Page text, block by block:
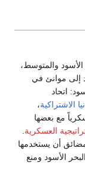
الأسود والمتوسط،
إلى موانئ في
اتحاد
الاشتراكية،
مع بعضها
العسكرية
أن يستخدمها
الأسود ومنع